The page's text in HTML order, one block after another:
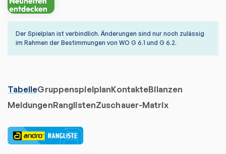
Der Spielplan ist verbindlich. Änderungen sind nur noch zulässig
im Rahmen der Bestimmungen von WO G 6.1 und G 6.2.
TabelleGruppenspielplanKontakteBilanzen
MeldungenRanglistenZuschauer-Matrix